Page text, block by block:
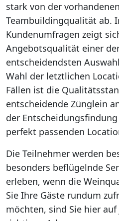
stark von der vorhandenen
Teambuildingqualität ab.
Kundenumfragen zeigt
Angebotsqualität einer
entscheidendsten
Wahl der letztlichen
Fällen ist die
entscheidende Zünglein
der
perfekt passenden
Die Teilnehmer werden
besonders beflügelnde
erleben, wenn die
Sie Ihre Gäste rundum
möchten, sind Sie hier